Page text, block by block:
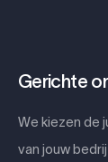
Gerichte
We kiezen de
van jouw